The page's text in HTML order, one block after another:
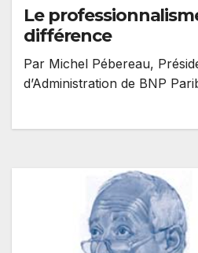
Le
différence
Par Michel Pébereau,
d’Administration de BNP